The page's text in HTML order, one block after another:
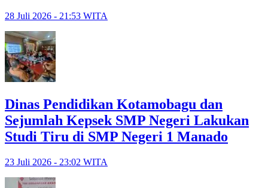
28 Juli 2026 - 21:53 WITA
Dinas Pendidikan Kotamobagu dan
Sejumlah Kepsek SMP Negeri Lakukan
Studi Tiru di SMP Negeri 1 Manado
23 Juli 2026 - 23:02 WITA